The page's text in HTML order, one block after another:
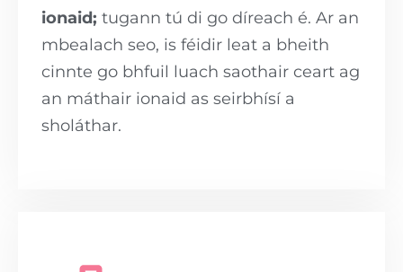
ionaid; tugann tú di go díreach é. Ar an
mbealach seo, is féidir leat a bheith
cinnte go bhfuil luach saothair ceart ag
an máthair ionaid as seirbhísí a
sholáthar.